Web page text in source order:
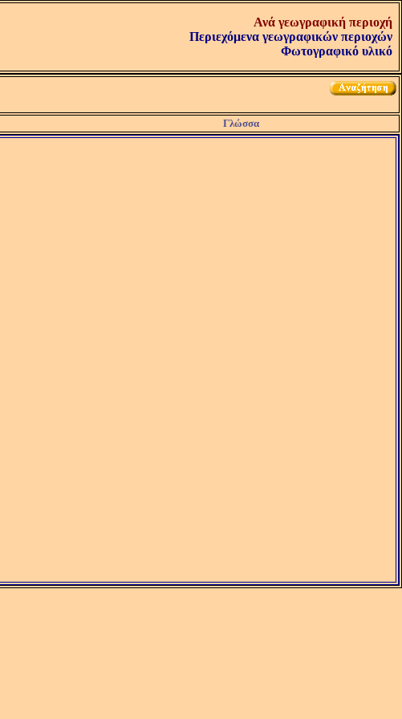
Ανά γεωγραφική περιοχή
Περιεχόμενα γεωγραφικών περιοχών
Φωτογραφικό υλικό
Γλώσσα